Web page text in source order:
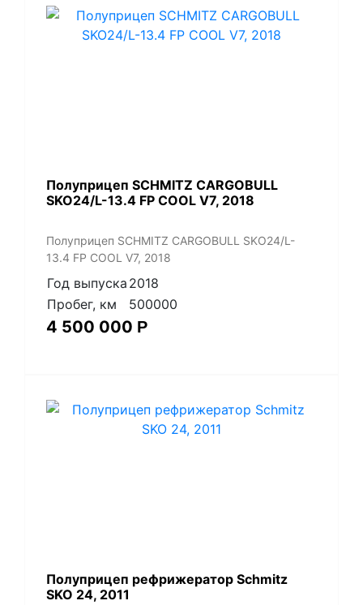
Полуприцеп SCHMITZ CARGOBULL
SKO24/L-13.4 FP COOL V7, 2018
Полуприцеп SCHMITZ CARGOBULL SKO24/L-
13.4 FP COOL V7, 2018
Год выпуска 2018
Пробег, км
500000
4 500 000 Р
Полуприцеп рефрижератор Schmitz
SKO 24, 2011